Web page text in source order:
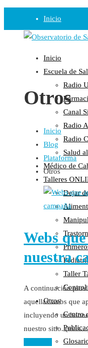
Inicio
Observatorio
Opinión
Radio
Radio
COPE
Salud
Salud
Plataforma
En
Cartas
Medios
Otros
Inicio
Escuela de
Radio
Canal
Radio
Radio
Salud
Médico de
Talleres
Dejar
Taller
Control
Otros
Centro
Otros
Inicio
Blog
Plataforma
Otros
Webs
nuestra
A continuación
aquellas webs que
incluyendo un
nuestro sitio.